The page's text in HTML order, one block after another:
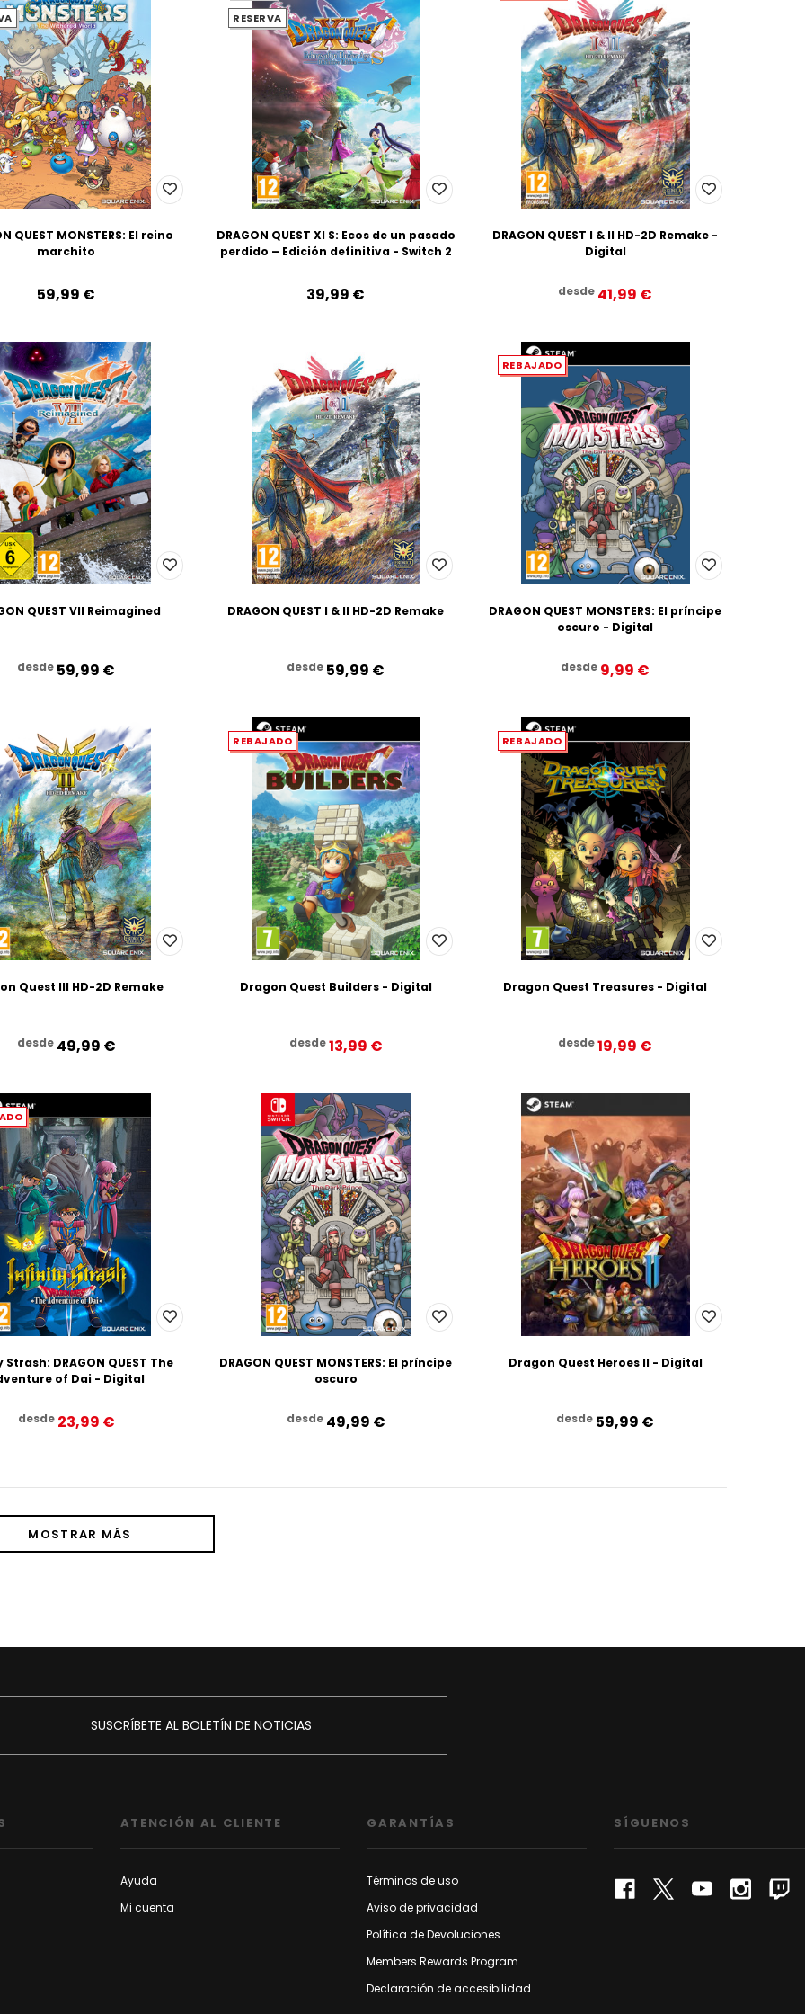
QUEST MONSTERS: El reino
marchito
59,99‎ ‎€
RESERVA
DRAGON QUEST XI S: Ecos de un pasado
perdido – Edición definitiva - Switch 2
39,99‎ ‎€
DRAGON QUEST I & II HD-2D Remake -
Digital
desde 41,99‎ ‎€
QUEST VII Reimagined
desde 59,99‎ ‎€
DRAGON QUEST I & II HD-2D Remake
desde 59,99‎ ‎€
REBAJADO
DRAGON QUEST MONSTERS: El príncipe
oscuro - Digital
desde 9,99‎ ‎€
Quest III HD-2D Remake
desde 49,99‎ ‎€
REBAJADO
Dragon Quest Builders - Digital
desde13,99‎ ‎€
REBAJADO
Dragon Quest Treasures - Digital
desde 19,99‎ ‎€
DRAGON QUEST The
of Dai - Digital
desde 23,99‎ ‎€
DRAGON QUEST MONSTERS: El príncipe
oscuro
desde 49,99‎ ‎€
Dragon Quest Heroes II - Digital
desde 59,99‎ ‎€
MOSTRAR MÁS
SUSCRÍBETE AL BOLETÍN DE NOTICIAS
ATENCIÓN AL CLIENTE
Ayuda
Mi cuenta
GARANTÍAS
Términos de uso
Aviso de privacidad
Política de Devoluciones
Members Rewards Program
Declaración de accesibilidad
SÍGUENOS